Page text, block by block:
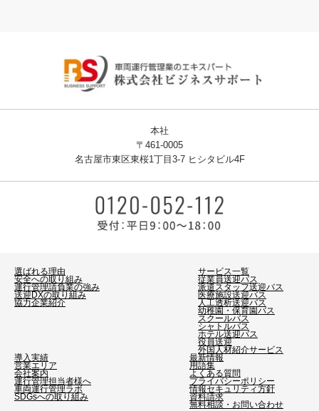
選ばれる理由
安全への取り組み
運行管理請負業の強み
送迎DXの取り組み
協力企業紹介
サービス一覧
従業員送迎バス
派遣スタッフ送迎バス
医療施設送迎バス
人工透析送迎バス
幼稚園・保育園バス
スクールバス
シャトルバス
ホテル送迎バス
役員送迎
外国人材紹介サービス
導入実績
営業エリア
会社案内
運行管理担当者様へ
車両運行管理ラボ
SDGsへの取り組み
最新情報
用語集
よくある質問
プライバシーポリシー
情報セキュリティ方針
資料請求
無料相談・お問い合わせ
本社
〒461-0005
名古屋市東区東桜1丁目3-7 ヒシタビル4F